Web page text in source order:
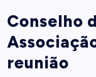
Conselho
reunião